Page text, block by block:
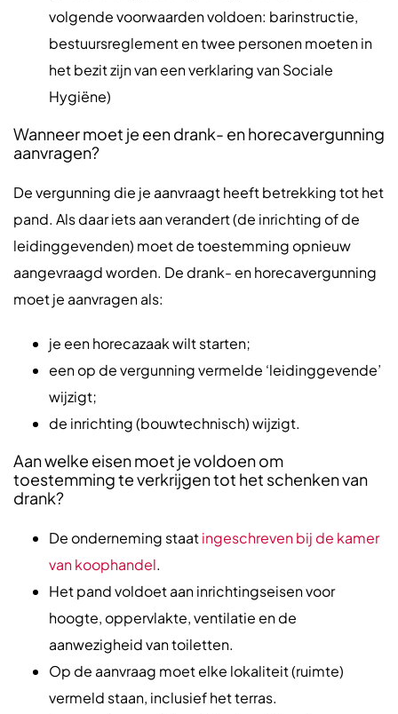
volgende voorwaarden voldoen: barinstructie,
bestuursreglement en twee personen moeten in
het bezit zijn van een verklaring van Sociale
Hygiëne)
Wanneer moet je een drank- en horecavergunning
aanvragen?
De vergunning die je aanvraagt heeft betrekking tot het
pand. Als daar iets aan verandert (de inrichting of de
leidinggevenden) moet de toestemming opnieuw
aangevraagd worden. De drank- en horecavergunning
moet je aanvragen als:
je een horecazaak wilt starten;
een op de vergunning vermelde ‘leidinggevende’
wijzigt;
de inrichting (bouwtechnisch) wijzigt.
Aan welke eisen moet je voldoen om
toestemming te verkrijgen tot het schenken van
drank?
De onderneming staatingeschreven bij de kamer
van koophandel.
Het pand voldoet aan inrichtingseisen voor
hoogte, oppervlakte, ventilatie en de
aanwezigheid van toiletten.
Op de aanvraag moet elke lokaliteit (ruimte)
vermeld staan, inclusief het terras.